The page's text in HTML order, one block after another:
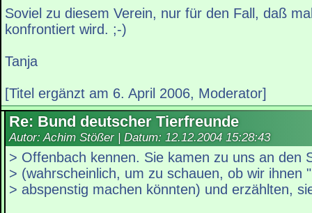
Soviel zu diesem Verein, nur für den Fall, daß
konfrontiert wird. ;-)
Tanja
[Titel ergänzt am 6. April 2006, Moderator]
Re: Bund deutscher Tierfreunde
Autor: Achim Stößer | Datum: 12.12.2004 15:28:43
> Offenbach kennen. Sie kamen zu uns an den
> (wahrscheinlich, um zu schauen, ob wir ihnen
> abspenstig machen könnten) und erzählten,